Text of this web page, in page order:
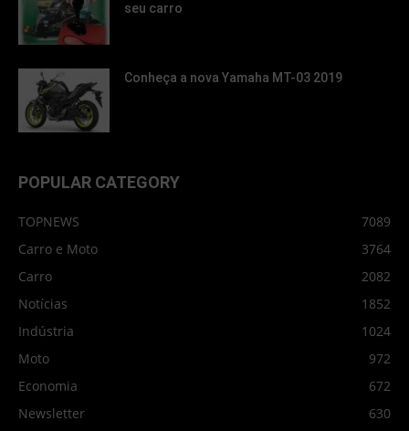
seu carro
Conheça a nova Yamaha MT-03 2019
POPULAR CATEGORY
TOPNEWS
7089
Carro e Moto
3764
Carro
2082
Notícias
1852
Indústria
1024
Moto
972
Economia
672
Newsletter
630